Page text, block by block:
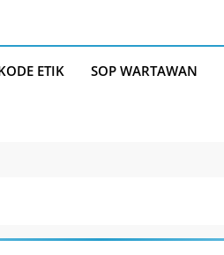
ETIK SOP WARTAWAN